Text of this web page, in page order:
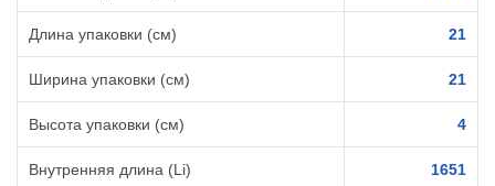
Длина упаковки (см) 21
Ширина упаковки (см) 21
Высота упаковки (см) 4
Внутренняя длина (Li) 1651